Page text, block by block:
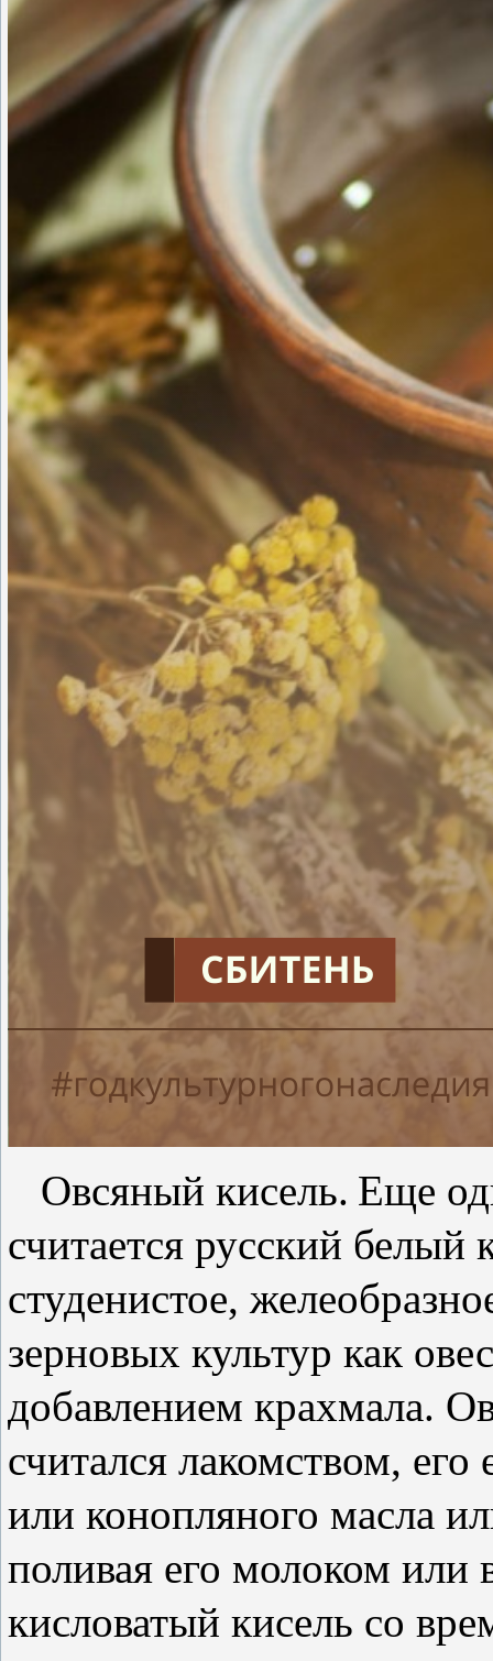
Овсяный кисель. Еще
считается русский белый
студенистое,
зерновых культур как
добавлением крахмала.
считался лакомством,
или конопляного масла
поливая его молоком или
кисловатый кисель со